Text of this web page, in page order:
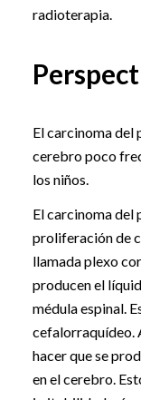
radioterapia.
El carcinoma del
cerebro poco
los niños.
El carcinoma del
proliferación de
llamada plexo
producen el
médula espinal.
cefalorraquídeo.
hacer que se
en el cerebro.